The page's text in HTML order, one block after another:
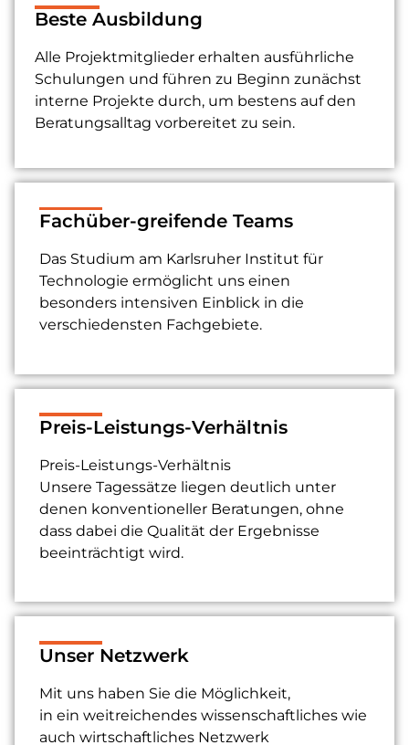
Beste Ausbildung
Alle Projektmitglieder erhalten ausführliche
Schulungen und führen zu Beginn zunächst
interne Projekte durch, um bestens auf den
Beratungsalltag vorbereitet zu sein.
Fachüber-greifende Teams
Das Studium am Karlsruher Institut für
Technologie ermöglicht uns einen
besonders intensiven Einblick in die
verschiedensten Fachgebiete.
Preis-Leistungs-Verhältnis
Preis-Leistungs-Verhältnis
Unsere Tagessätze liegen deutlich unter
denen konventioneller Beratungen, ohne
dass dabei die Qualität der Ergebnisse
beeinträchtigt wird.
Unser Netzwerk
Mit uns haben Sie die Möglichkeit,
in ein weitreichendes wissenschaftliches wie
auch wirtschaftliches Netzwerk